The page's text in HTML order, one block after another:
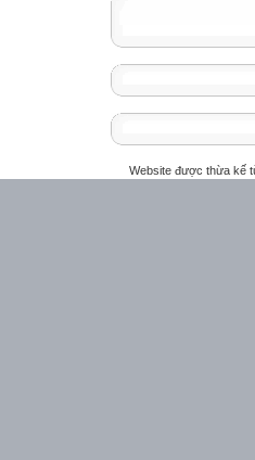
Website được thừa kế